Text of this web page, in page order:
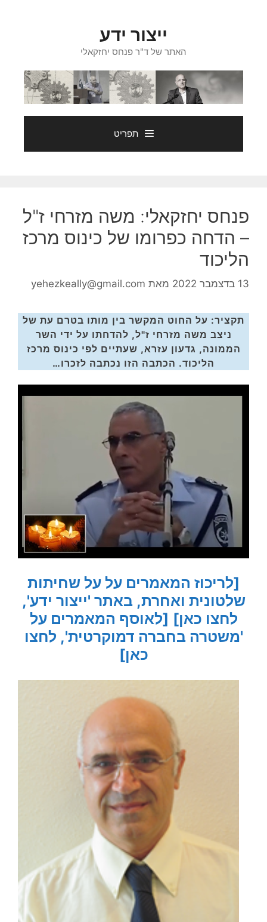
ייצור ידע
האתר של ד"ר פנחס יחזקאלי
תפריט
פנחס יחזקאלי: משה מזרחי ז"ל
– הדחה כפרומו של כינוס מרכז
הליכוד
13 בדצמבר 2022 מאת yehezkeally@gmail.com
תקציר: על החוט המקשר בין מותו בטרם עת של
ניצב משה מזרחי ז"ל, להדחתו על ידי השר
הממונה, גדעון עזרא, שעתיים לפי כינוס מרכז
הליכוד. הכתבה הזו נכתבה לזכרו…
[לריכוז המאמרים על על שחיתות
שלטונית ואחרת, באתר 'ייצור ידע',
לחצו כאן] [לאוסף המאמרים על
'משטרה בחברה דמוקרטית', לחצו
כאן]